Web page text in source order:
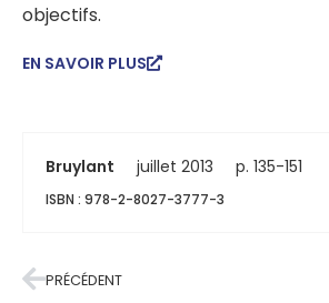
objectifs.
EN SAVOIR PLUS
Bruylant juillet 2013 p. 135-151
ISBN : 978-2-8027-3777-3
PRÉCÉDENT